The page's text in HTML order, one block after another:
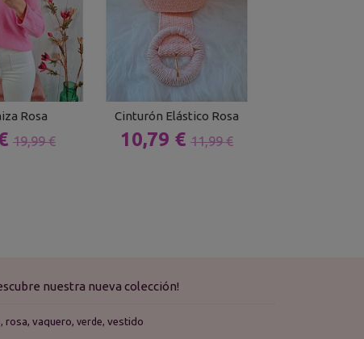
Rosa
19,99 €
Cinturón Elástico Rosa
10,79 € 11,99 €
nuestra nueva colección!
rosa vaquero verde vestido